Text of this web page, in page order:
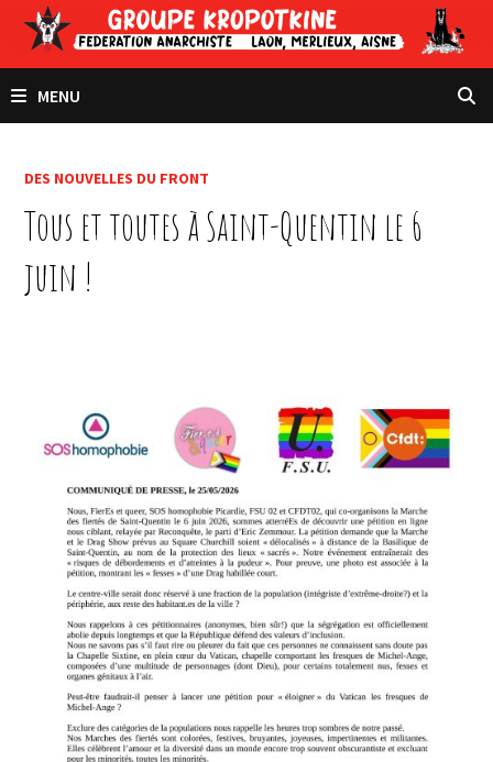
Passer
contenu
MENU
DES NOUVELLES DU FRONT
Tous et toutes à Saint-Quentin le 6
juin !